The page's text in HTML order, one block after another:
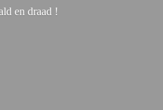
en draad !